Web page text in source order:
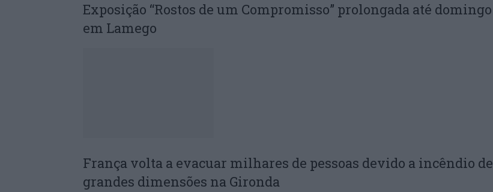
Exposição “Rostos de um Compromisso” prolongada até domingo
em Lamego
França volta a evacuar milhares de pessoas devido a incêndio de
grandes dimensões na Gironda